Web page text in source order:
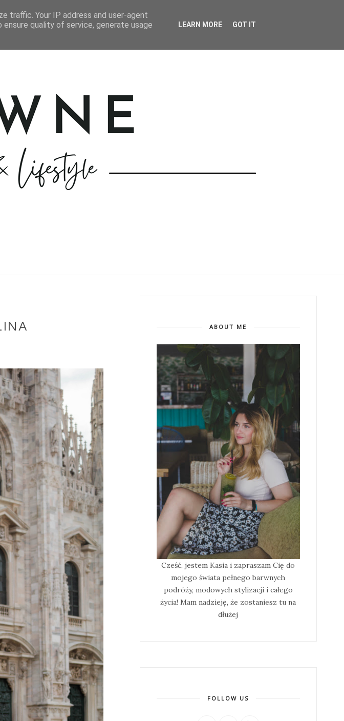
GOTOWANIE PODRÓŻE BARWNE TRAVEL
ABOUT ME
Cześć, jestem Kasia i zapraszam Cię do
mojego świata pełnego barwnych
podróży, modowych stylizacji i całego
życia! Mam nadzieję, że zostaniesz tu na
dłużej
FOLLOW US
traffic. Your IP address and user-agent
quality of service, generate usage
LEARN MORE GOT IT